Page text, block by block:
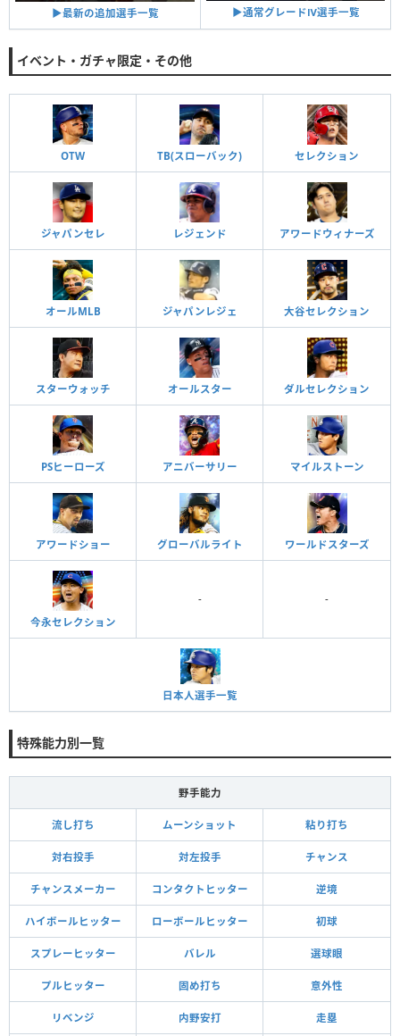
▶︎最新の追加選手一覧 ▶︎通常グレードⅣ選手一覧
イベント・ガチャ限定・その他
OTW TB(スローバック) セレクション
ジャパンセレ レジェンド アワードウィナーズ
オールMLB ジャパンレジェ 大谷セレクション
スターウォッチ オールスター ダルセレクション
PSヒーローズ アニバーサリー マイルストーン
アワードショー グローバルライト ワールドスターズ
今永セレクション
- -
日本人選手一覧
特殊能力別一覧
野手能力
流し打ち ムーンショット 粘り打ち
対右投手 対左投手 チャンス
チャンスメーカー コンタクトヒッター 逆境
ハイボールヒッター ローボールヒッター 初球
スプレーヒッター バレル 選球眼
プルヒッター 固め打ち 意外性
リベンジ 内野安打 走塁